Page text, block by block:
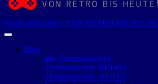
Nerds and Geeks · VON RETRO BIS HEUTE
Blog
alle Themenbereiche
Themenbereich: RETRO
Themenbereich: HEUTE